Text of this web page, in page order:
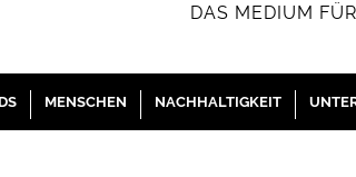
DAS MEDIUM
MENSCHEN NACHHALTIGKEIT